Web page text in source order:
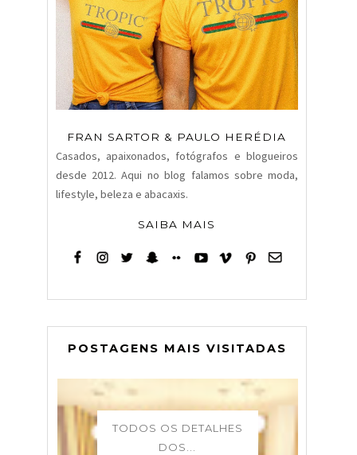
FRAN SARTOR & PAULO HERÉDIA
Casados, apaixonados, fotógrafos e blogueiros
desde 2012. Aqui no blog falamos sobre moda,
lifestyle, beleza e abacaxis.
SAIBA MAIS
POSTAGENS MAIS VISITADAS
TODOS OS DETALHES
DOS...